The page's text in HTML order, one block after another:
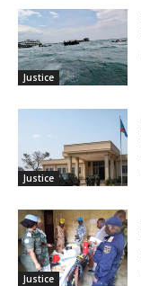
Justice
Justice
Justice